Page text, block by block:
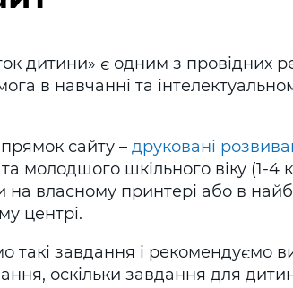
дитини» є одним з провідних
в навчанні та
сайту – друковані
молодшого шкільного віку (1-4
на власному принтері або в
центрі.
такі завдання і рекомендуємо
оскільки завдання для